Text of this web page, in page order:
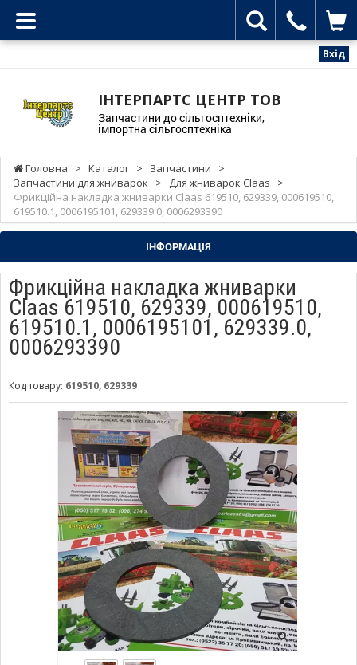
Вхід
ІНТЕРПАРТС ЦЕНТР ТОВ
Запчастини до сільгосптехніки,
імпортна сільгосптехніка
Головна > Каталог > Запчастини
>
Запчастини для жниварок
> Для жниварок Claas
>
Фрикційна накладка жниварки Claas 619510, 629339, 000619510,
619510.1, 0006195101, 629339.0, 0006293390
ІНФОРМАЦІЯ
Фрикційна накладка жниварки
Claas 619510, 629339, 000619510,
619510.1, 0006195101, 629339.0,
0006293390
Код товару: 619510, 629339